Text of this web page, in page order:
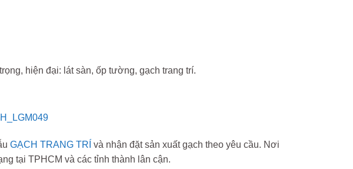
hiện đại: lát sàn, ốp tường, gạch trang trí.
GẠCH TRANG TRÍ và nhận đặt sản xuất gạch theo yêu cầu. Nơi
tại TPHCM và các tỉnh thành lân cận.